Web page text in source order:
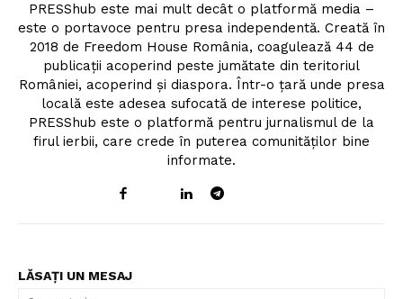
PRESShub este mai mult decât o platformă media –
este o portavoce pentru presa independentă. Creată în
2018 de Freedom House România, coagulează 44 de
publicații acoperind peste jumătate din teritoriul
României, acoperind și diaspora. Într-o țară unde presa
locală este adesea sufocată de interese politice,
PRESShub este o platformă pentru jurnalismul de la
firul ierbii, care crede în puterea comunităților bine
informate.
LĂSAȚI UN MESAJ